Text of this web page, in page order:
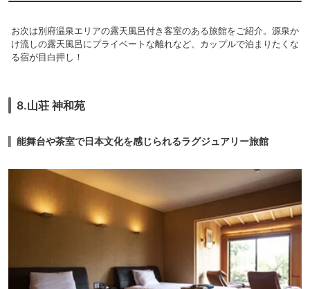
お次は別府温泉エリアの露天風呂付き客室のある旅館をご紹介。源泉か
け流しの露天風呂にプライベートな離れなど、カップルで泊まりたくな
る宿が目白押し！
8.山荘 神和苑
能舞台や茶室で日本文化を感じられるラグジュアリー旅館